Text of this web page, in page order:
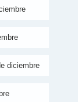
diciembre